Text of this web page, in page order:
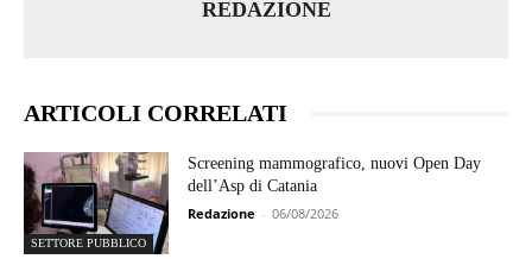
REDAZIONE
ARTICOLI CORRELATI
SETTORE PUBBLICO
Screening mammografico, nuovi Open Day
dell’Asp di Catania
Redazione - 06/08/2026